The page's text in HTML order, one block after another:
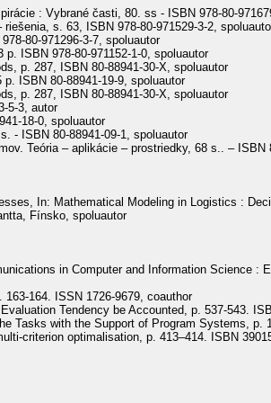
: Vybrané časti, 80. ss - ISBN 978-80-
s. 63, ISBN 978-80-971529-3-2,
80-971296-3-7, spoluautor
ISBN 978-80-971152-1-0, spoluautor
p. 287, ISBN 80-88941-30-X, spoluautor
ISBN 80-88941-19-9, spoluautor
p. 287, ISBN 80-88941-30-X, spoluautor
5-3, autor
18-0, spoluautor
- ISBN 80-88941-09-1, spoluautor
Teória – aplikácie – prostriedky, 68 s.. – ISBN
In: Mathematical Modeling in Logistics :
Fínsko, spoluautor
in Computer and Information Science :
164. ISSN 1726-9679, coauthor
Tendency be Accounted, p. 537-543.
Tasks with the Support of Program Systems, p.
criterion optimalisation, p. 413–414. ISBN